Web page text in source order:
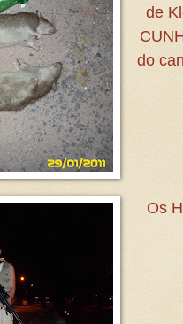
de
do
Os